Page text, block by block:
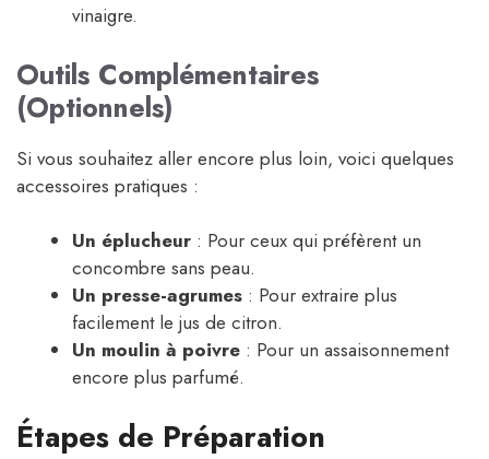
vinaigre.
Outils Complémentaires
(Optionnels)
Si vous souhaitez aller encore plus loin, voici quelques
accessoires pratiques :
Un éplucheur : Pour ceux qui préfèrent un
concombre sans peau.
Un presse-agrumes : Pour extraire plus
facilement le jus de citron.
Un moulin à poivre : Pour un assaisonnement
encore plus parfumé.
Étapes de Préparation